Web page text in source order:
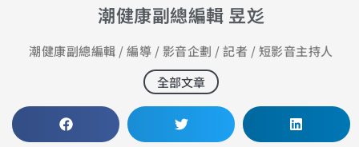
潮健康副總編輯 昱彣
潮健康副總編輯 / 編導 / 影音企劃 / 記者 / 短影音主持人
全部文章